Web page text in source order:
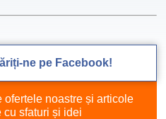
ne pe Facebook!
ofertele noastre și articole
cu sfaturi și idei